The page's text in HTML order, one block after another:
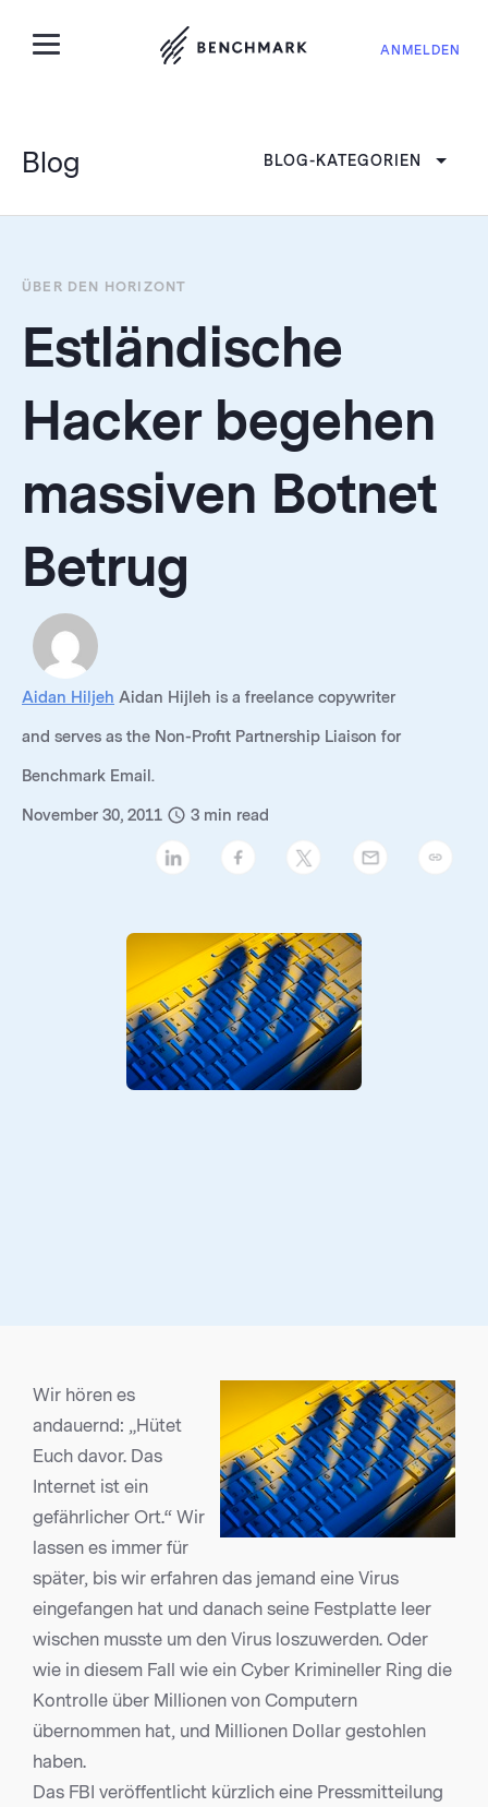
ANMELDEN
Blog BLOG-KATEGORIEN
ÜBER DEN HORIZONT
Estländische
Hacker begehen
massiven Botnet
Betrug
Aidan Hiljeh Aidan Hijleh is a freelance copywriter
and serves as the Non-Profit Partnership Liaison for
Benchmark Email.
November 30, 2011 3 min read
Wir hören es
andauernd: „Hütet
Euch davor. Das
Internet ist ein
gefährlicher Ort.“ Wir
lassen es immer für
später, bis wir erfahren das jemand eine Virus
eingefangen hat und danach seine Festplatte leer
wischen musste um den Virus loszuwerden. Oder
wie in diesem Fall wie ein Cyber Krimineller Ring die
Kontrolle über Millionen von Computern
übernommen hat, und Millionen Dollar gestohlen
haben.
Das FBI veröffentlicht kürzlich eine Pressmitteilung